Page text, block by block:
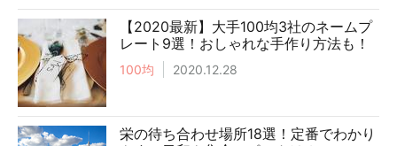
【2020最新】大手100均3社のネームプ
レート9選！おしゃれな手作り方法も！
100均 2020.12.28
栄の待ち合わせ場所18選！定番でわかり